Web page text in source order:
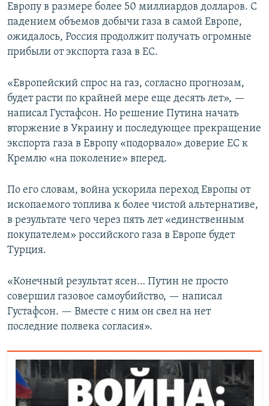
Европу в размере более 50 миллиардов долларов. С
падением объемов добычи газа в самой Европе,
ожидалось, Россия продолжит получать огромные
прибыли от экспорта газа в ЕС.
«Европейский спрос на газ, согласно прогнозам,
будет расти по крайней мере еще десять лет», —
написал Густафсон. Но решение Путина начать
вторжение в Украину и последующее прекращение
экспорта газа в Европу «подорвало» доверие ЕС к
Кремлю «на поколение» вперед.
По его словам, война ускорила переход Европы от
ископаемого топлива к более чистой альтернативе,
в результате чего через пять лет «единственным
покупателем» российского газа в Европе будет
Турция.
«Конечный результат ясен… Путин не просто
совершил газовое самоубийство, — написал
Густафсон. — Вместе с ним он свел на нет
последние полвека согласия».